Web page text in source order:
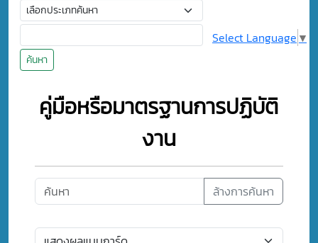
ค้นหา
Select Language ▼
คู่มือหรือมาตรฐานการปฏิบัติ
งาน
ล้างการค้นหา